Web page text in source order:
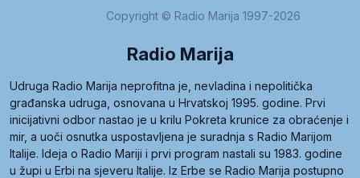
Copyright © Radio Marija 1997-2026
Radio Marija
Udruga Radio Marija neprofitna je, nevladina i nepolitička
građanska udruga, osnovana u Hrvatskoj 1995. godine. Prvi
inicijativni odbor nastao je u krilu Pokreta krunice za obraćenje i
mir, a uoči osnutka uspostavljena je suradnja s Radio Marijom
Italije. Ideja o Radio Mariji i prvi program nastali su 1983. godine
u župi u Erbi na sjeveru Italije. Iz Erbe se Radio Marija postupno